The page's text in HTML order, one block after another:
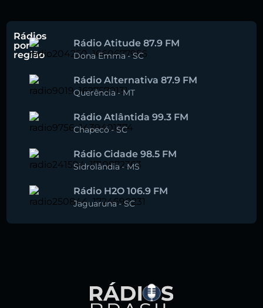
Rádios
por
região
Rádio Atitude 87.9 FM
Dona Emma-SC
Rádio Alternativa 87.9 FM
Querência -MT
Rádio Atlântida 99.3 FM
Chapecó-SC
Rádio Cidade 98.5 FM
Sidrolândia -MS
Rádio H2O 106.9 FM
Jaguaruna-SC